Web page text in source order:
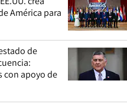
América para
de
con apoyo de